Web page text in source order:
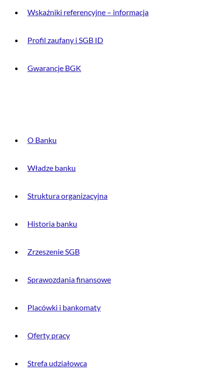
Wskaźniki referencyjne – informacja
Profil zaufany i SGB ID
Gwarancje BGK
O Banku
Władze banku
Struktura organizacyjna
Historia banku
Zrzeszenie SGB
Sprawozdania finansowe
Placówki i bankomaty
Oferty pracy
Strefa udziałowca